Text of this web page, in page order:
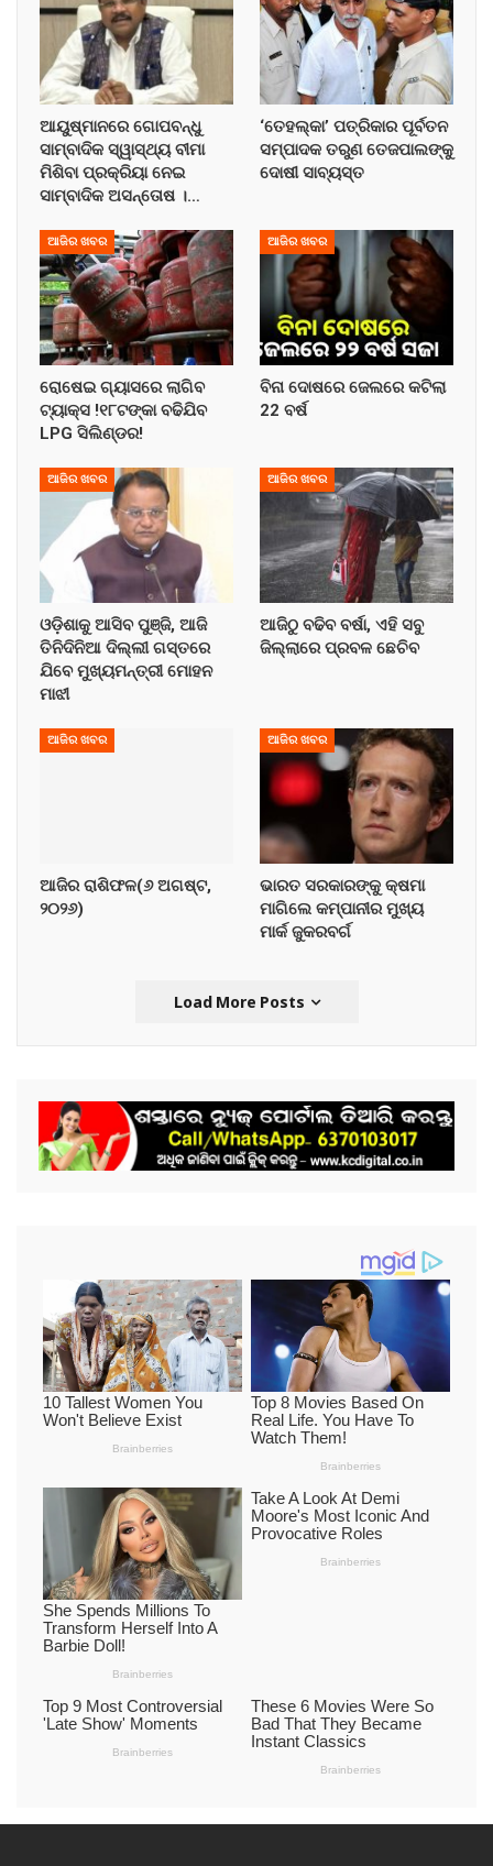
ଆୟୁଷ୍ମାନରେ ଗୋପବନ୍ଧୁ
ସାମ୍ବାଦିକ ସ୍ୱାସ୍ଥ୍ୟ ବୀମା
ମିଶିବା ପ୍ରକ୍ରିୟା ନେଇ
ସାମ୍ବାଦିକ ଅସନ୍ତୋଷ ।…
‘ତେହଲ୍‌କା’ ପତ୍ରିକାର ପୂର୍ବତନ
ସମ୍ପାଦକ ତରୁଣ ତେଜପାଲଙ୍କୁ
ଦୋଷୀ ସାବ୍ୟସ୍ତ
ଆଜିର ଖବର
ରୋଷେଇ ଗ୍ୟାସରେ ଲାଗିବ
ଟ୍ୟାକ୍ସ !୧୮ଟଙ୍କା ବଢିଯିବ
LPG ସିଲିଣ୍ଡର!
ଆଜିର ଖବର
ବିନା ଦୋଷରେ ଜେଲରେ କଟିଲା
22 ବର୍ଷ
ଆଜିର ଖବର
ଓଡ଼ିଶାକୁ ଆସିବ ପୁଞ୍ଜି, ଆଜି
ତିନିଦିନିଆ ଦିଲ୍ଲୀ ଗସ୍ତରେ
ଯିବେ ମୁଖ୍ୟମନ୍ତ୍ରୀ ମୋହନ
ମାଝୀ
ଆଜିର ଖବର
ଆଜିଠୁ ବଢିବ ବର୍ଷା, ଏହି ସବୁ
ଜିଲ୍ଲାରେ ପ୍ରବଳ ଛେଚିବ
ଆଜିର ଖବର
ଆଜିର ରାଶିଫଳ(୬ ଅଗଷ୍ଟ,
୨୦୨୬)
ଆଜିର ଖବର
ଭାରତ ସରକାରଙ୍କୁ କ୍ଷମା
ମାଗିଲେ କମ୍ପାନୀର ମୁଖ୍ୟ
ମାର୍କ ଜୁକରବର୍ଗ
Load More Posts